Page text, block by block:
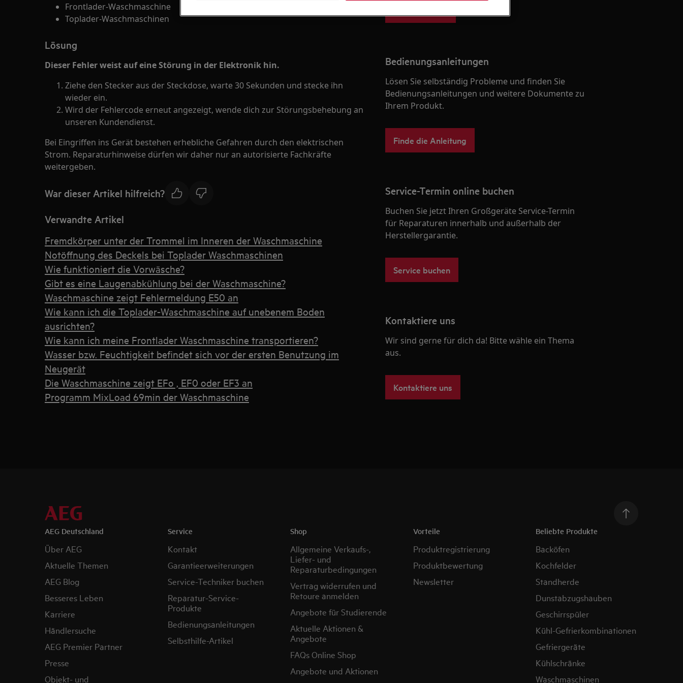
Frontlader-Waschmaschine
Toplader-Waschmaschinen
Lösung
Dieser Fehler weist auf eine Störung in der Elektronik hin.
Ziehe den Stecker aus der Steckdose, warte 30 Sekunden und stecke ihn
wieder ein.
Wird der Fehlercode erneut angezeigt, wende dich zur Störungsbehebung an
unseren Kundendienst.
Bei Eingriffen ins Gerät bestehen erhebliche Gefahren durch den elektrischen
Strom. Reparaturhinweise dürfen wir daher nur an autorisierte Fachkräfte
weitergeben.
War dieser Artikel hilfreich?
Verwandte Artikel
Fremdkörper unter der Trommel im Inneren der Waschmaschine
Notöffnung des Deckels bei Toplader Waschmaschinen
Wie funktioniert die Vorwäsche?
Gibt es eine Laugenabkühlung bei der Waschmaschine?
Waschmaschine zeigt Fehlermeldung E50 an
Wie kann ich die Toplader-Waschmaschine auf unebenem Boden
ausrichten?
Wie kann ich meine Frontlader Waschmaschine transportieren?
Wasser bzw. Feuchtigkeit befindet sich vor der ersten Benutzung im
Neugerät
Die Waschmaschine zeigt EFo , EF0 oder EF3 an
Programm MixLoad 69min der Waschmaschine
Bedienungsanleitungen
Lösen Sie selbständig Probleme und finden Sie
Bedienungsanleitungen und weitere Dokumente zu
Ihrem Produkt.
Finde die Anleitung
Service-Termin online buchen
Buchen Sie jetzt Ihren Großgeräte Service-Termin
für Reparaturen innerhalb und außerhalb der
Herstellergarantie.
Service buchen
Kontaktiere uns
Wir sind gerne für dich da! Bitte wähle ein Thema
aus.
Kontaktiere uns
AEG Deutschland
Über AEG
Aktuelle Themen
AEG Blog
Besseres Leben
Karriere
Händlersuche
AEG Premier Partner
Presse
Objekt- und
Service
Kontakt
Garantieerweiterungen
Service-Techniker buchen
Reparatur-Service-
Produkte
Bedienungsanleitungen
Selbsthilfe-Artikel
Shop
Allgemeine Verkaufs-,
Liefer- und
Reparaturbedingungen
Vertrag widerrufen und
Retoure anmelden
Angebote für Studierende
Aktuelle Aktionen &
Angebote
FAQs Online Shop
Angebote und Aktionen
Vorteile
Produktregistrierung
Produktbewertung
Newsletter
Beliebte Produkte
Backöfen
Kochfelder
Standherde
Dunstabzugshauben
Geschirrspüler
Kühl-Gefrierkombinationen
Gefriergeräte
Kühlschränke
Waschmaschinen